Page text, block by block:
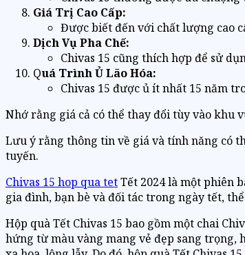
Giá Trị Cao Cấp:
Được biết đến với chất lượng cao
Dịch Vụ Pha Chế:
Chivas 15 cũng thích hợp để sử
Quá Trình Ủ Lão Hóa:
Chivas 15 được ủ ít nhất 15 năm
Nhớ rằng giá cả có thể thay đổi tùy vào khu
Lưu ý rằng thông tin về giá và tính năng có
tuyến.
Chivas 15 hop qua tetTết 2024 là một phiên
gia đình, bạn bè và đối tác trong ngày tết,
Hộp quà Tết Chivas 15 bao gồm một chai
hứng từ màu vàng mang vẻ đẹp sang trọng,